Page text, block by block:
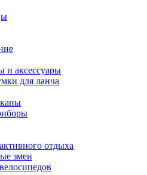
и аксессуары
для ланча
отдыха
змеи